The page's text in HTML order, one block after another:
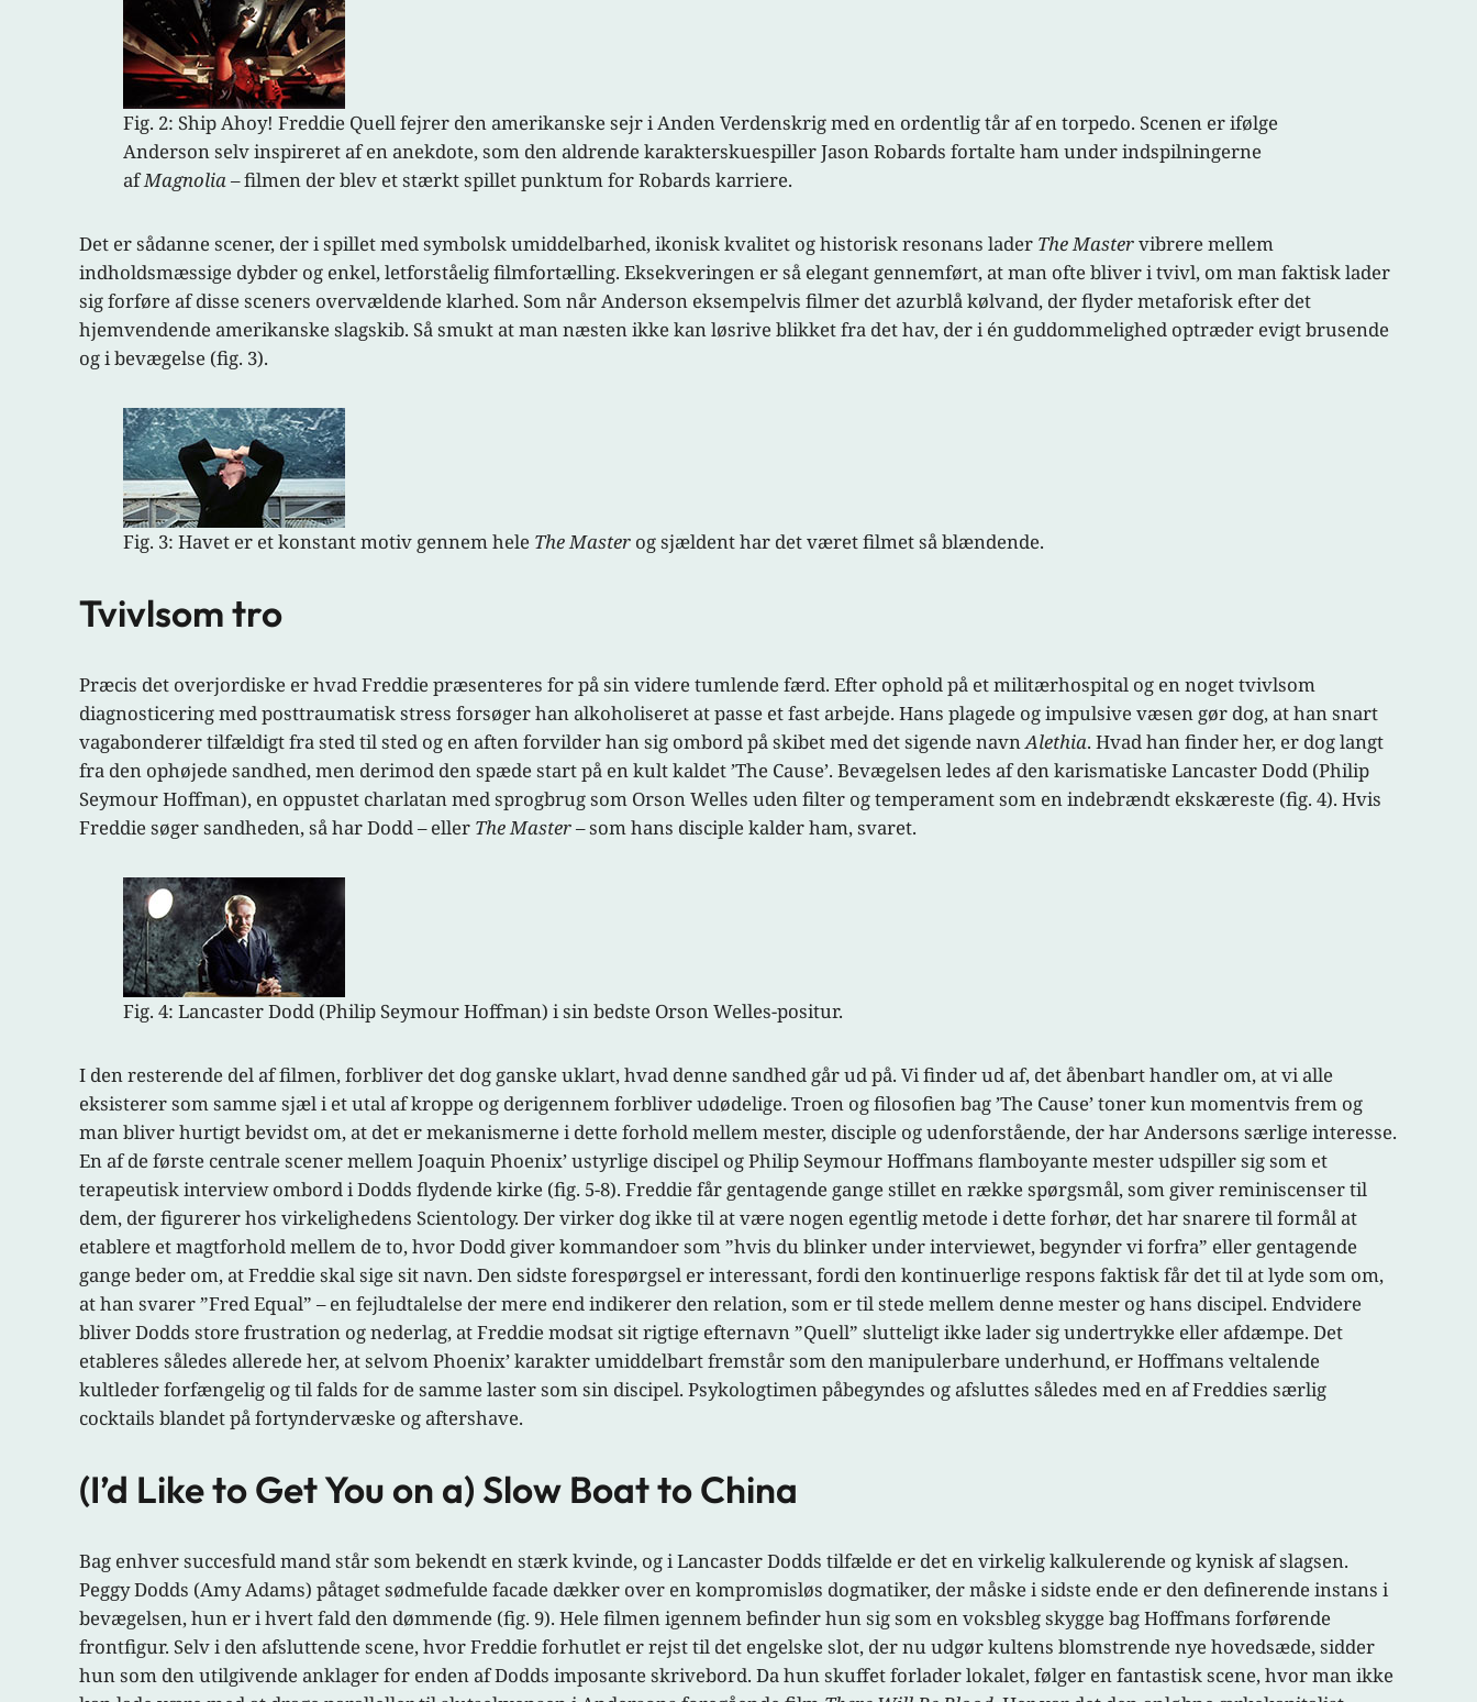
Fig. 2: Ship Ahoy! Freddie Quell fejrer den amerikanske sejr i Anden Verdenskrig med en ordentlig tår af en torpedo. Scenen er ifølge
Anderson selv inspireret af en anekdote, som den aldrende karakterskuespiller Jason Robards fortalte ham under indspilningerne
afMagnolia –filmen der blev et stærkt spillet punktum for Robards karriere.
Det er sådanne scener, der i spillet med symbolsk umiddelbarhed, ikonisk kvalitet og historisk resonans lader The Mastervibrere mellem
indholdsmæssige dybder og enkel, letforståelig filmfortælling. Eksekveringen er så elegant gennemført, at man ofte bliver i tvivl, om man faktisk lader
sig forføre af disse sceners overvældende klarhed. Som når Anderson eksempelvis filmer det azurblå kølvand, der flyder metaforisk efter det
hjemvendende amerikanske slagskib. Så smukt at man næsten ikke kan løsrive blikket fra det hav, der i én guddommelighed optræder evigt brusende
og i bevægelse (fig. 3).
Fig. 3: Havet er et konstant motiv gennem hele The Master og sjældent har det været filmet så blændende.
Tvivlsom tro
Præcis det overjordiske er hvad Freddie præsenteres for på sin videre tumlende færd. Efter ophold på et militærhospital og en noget tvivlsom
diagnosticering med posttraumatisk stress forsøger han alkoholiseret at passe et fast arbejde. Hans plagede og impulsive væsen gør dog, at han snart
vagabonderer tilfældigt fra sted til sted og en aften forvilder han sig ombord på skibet med det sigende navn Alethia. Hvad han finder her, er dog langt
fra den ophøjede sandhed, men derimod den spæde start på en kult kaldet ’The Cause’. Bevægelsen ledes af den karismatiske Lancaster Dodd (Philip
Seymour Hoffman), en oppustet charlatan med sprogbrug som Orson Welles uden filter og temperament som en indebrændt ekskæreste (fig. 4). Hvis
Freddie søger sandheden, så har Dodd – eller The Master– som hans disciple kalder ham, svaret.
Fig. 4: Lancaster Dodd (Philip Seymour Hoffman) i sin bedste Orson Welles-positur.
I den resterende del af filmen, forbliver det dog ganske uklart, hvad denne sandhed går ud på. Vi finder ud af, det åbenbart handler om, at vi alle
eksisterer som samme sjæl i et utal af kroppe og derigennem forbliver udødelige. Troen og filosofien bag ’The Cause’ toner kun momentvis frem og
man bliver hurtigt bevidst om, at det er mekanismerne i dette forhold mellem mester, disciple og udenforstående, der har Andersons særlige interesse.
En af de første centrale scener mellem Joaquin Phoenix’ ustyrlige discipel og Philip Seymour Hoffmans flamboyante mester udspiller sig som et
terapeutisk interview ombord i Dodds flydende kirke (fig. 5-8). Freddie får gentagende gange stillet en række spørgsmål, som giver reminiscenser til
dem, der figurerer hos virkelighedens Scientology. Der virker dog ikke til at være nogen egentlig metode i dette forhør, det har snarere til formål at
etablere et magtforhold mellem de to, hvor Dodd giver kommandoer som ”hvis du blinker under interviewet, begynder vi forfra” eller gentagende
gange beder om, at Freddie skal sige sit navn. Den sidste forespørgsel er interessant, fordi den kontinuerlige respons faktisk får det til at lyde som om,
at han svarer ”Fred Equal” – en fejludtalelse der mere end indikerer den relation, som er til stede mellem denne mester og hans discipel. Endvidere
bliver Dodds store frustration og nederlag, at Freddie modsat sit rigtige efternavn ”Quell” slutteligt ikke lader sig undertrykke eller afdæmpe. Det
etableres således allerede her, at selvom Phoenix’ karakter umiddelbart fremstår som den manipulerbare underhund, er Hoffmans veltalende
kultleder forfængelig og til falds for de samme laster som sin discipel. Psykologtimen påbegyndes og afsluttes således med en af Freddies særlig
cocktails blandet på fortyndervæske og aftershave.
(I’d Like to Get You on a) Slow Boat to China
Bag enhver succesfuld mand står som bekendt en stærk kvinde, og i Lancaster Dodds tilfælde er det en virkelig kalkulerende og kynisk af slagsen.
Peggy Dodds (Amy Adams) påtaget sødmefulde facade dækker over en kompromisløs dogmatiker, der måske i sidste ende er den definerende instans i
bevægelsen, hun er i hvert fald den dømmende (fig. 9). Hele filmen igennem befinder hun sig som en voksbleg skygge bag Hoffmans forførende
frontfigur. Selv i den afsluttende scene, hvor Freddie forhutlet er rejst til det engelske slot, der nu udgør kultens blomstrende nye hovedsæde, sidder
hun som den utilgivende anklager for enden af Dodds imposante skrivebord. Da hun skuffet forlader lokalet, følger en fantastisk scene, hvor man ikke